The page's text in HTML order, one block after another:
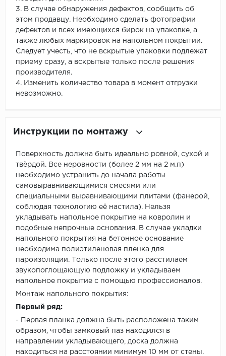
3. В случае обнаружения дефектов, сообщить об
этом продавцу. Необходимо сделать фотографии
дефектов и всех имеющихся бирок на упаковке, а
также любых маркировок на напольном покрытии.
Следует учесть, что не вскрытые упаковки подлежат
приему сразу, а вскрытые только после решения
производителя.
4. Изменить количество товара в момент отгрузки
невозможно.
Инструкции по монтажу
Поверхность должна быть идеально ровной, сухой и
твёрдой. Все неровности (более 2 мм на 2 м.п)
необходимо устранить до начала работы
самовыравнивающимися смесями или
специальными выравнивающими плитами (фанерой,
соблюдая технологию её настила). Нельзя
укладывать напольное покрытие на ковролин и
подобные непрочные основания. В случае укладки
напольного покрытия на бетонное основание
необходима полиэтиленовая пленка для
пароизоляции. Только после этого расстилаем
звукопоглощающую подложку и укладываем
напольное покрытие с помощью профессионалов.
Монтаж напольного покрытия:
Первый ряд:
- Первая планка должна быть расположена таким
образом, чтобы замковый паз находился в
направлении укладывающего, доска должна
находиться на расстоянии минимум 10 мм от стены.